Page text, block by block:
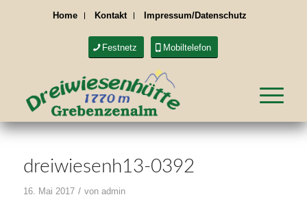
Home Kontakt Impressum/Datenschutz
Festnetz Mobiltelefon
dreiwiesenh13-0392
16. Mai 2017 / von admin